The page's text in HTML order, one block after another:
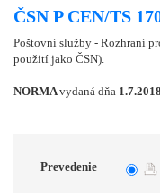
ČSN P CEN/TS
Poštovní služby - Rozhraní
použití jako ČSN).
NORMAvydaná dňa 1.7.2018
Prevedenie